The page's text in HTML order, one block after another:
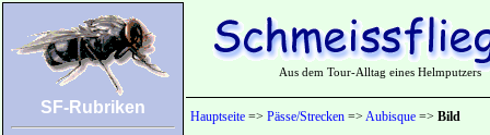
SF-Rubriken
Aus dem Tour-Alltag eines Helmputzers
Hauptseite => Pässe/Strecken => Aubisque => Bild